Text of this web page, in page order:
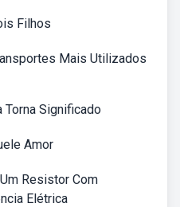
Filhos
Mais Utilizados
Torna Significado
Amor
Resistor Com
Elétrica